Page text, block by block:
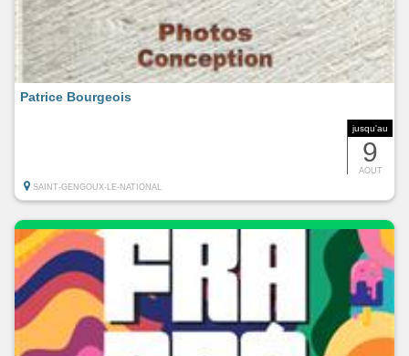
jusqu'au
9
AOUT
Patrice Bourgeois
SAINT-GENGOUX-LE-NATIONAL